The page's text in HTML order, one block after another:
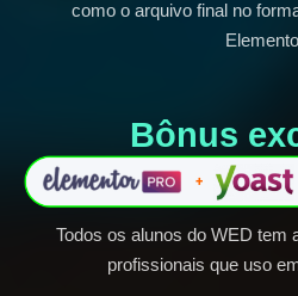
como o arquivo final no
Bônus
Todos os alunos do WED tem
profissionais que uso